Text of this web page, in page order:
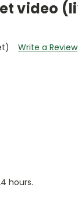
video
Write a Review
hours.